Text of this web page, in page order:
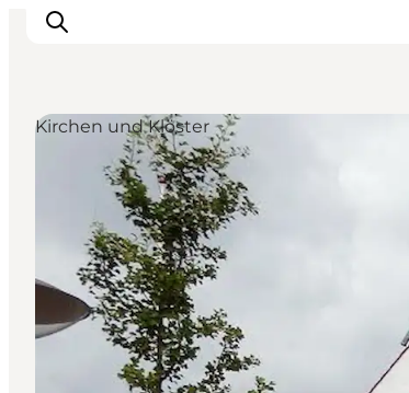
Erlebnisse
Natur
Städte und Orte
Das passiert
Reiseplanung
Praktische Informationen
Kirchen und Klöster